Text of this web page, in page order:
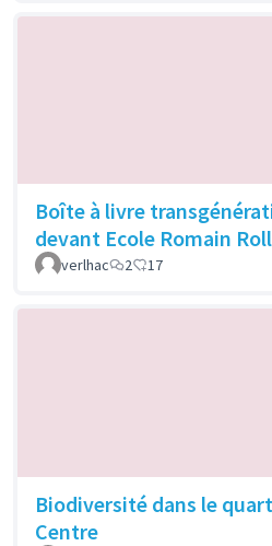
Boîte à livre
devant Ecole Romain
verlhac 2 17
Biodiversité dans le
Centre